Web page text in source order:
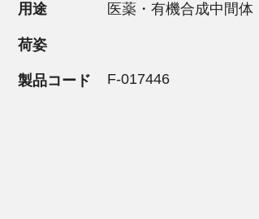
用途 医薬・有機合成中間体
荷姿
製品コード F-017446